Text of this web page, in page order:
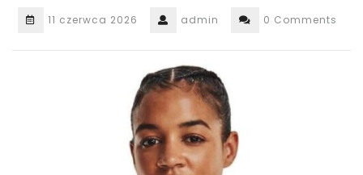
11 czerwca 2026 admin 0 Comments